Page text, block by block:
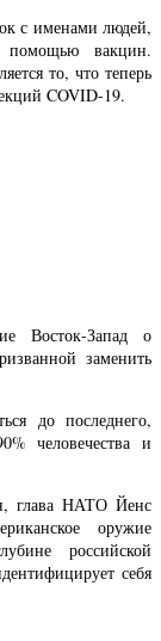
с именами людей,
помощью вакцин.
то, что теперь
COVID-19.
Восток-Запад о
заменить
до последнего,
человечества и
глава НАТО Йенс
оружие
российской
себя